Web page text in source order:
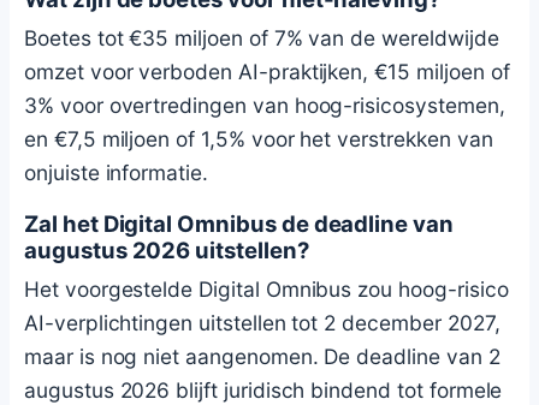
Boetes tot €35 miljoen of 7% van de wereldwijde
omzet voor verboden AI-praktijken, €15 miljoen of
3% voor overtredingen van hoog-risicosystemen,
en €7,5 miljoen of 1,5% voor het verstrekken van
onjuiste informatie.
Zal het Digital Omnibus de deadline van
augustus 2026 uitstellen?
Het voorgestelde Digital Omnibus zou hoog-risico
AI-verplichtingen uitstellen tot 2 december 2027,
maar is nog niet aangenomen. De deadline van 2
augustus 2026 blijft juridisch bindend tot formele